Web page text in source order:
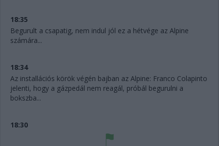
18:35
Begurult a csapatig, nem indul jól ez a hétvége az Alpine
számára...
18:34
Az installációs körök végén bajban az Alpine: Franco Colapinto
jelenti, hogy a gázpedál nem reagál, próbál begurulni a
bokszba...
18:30